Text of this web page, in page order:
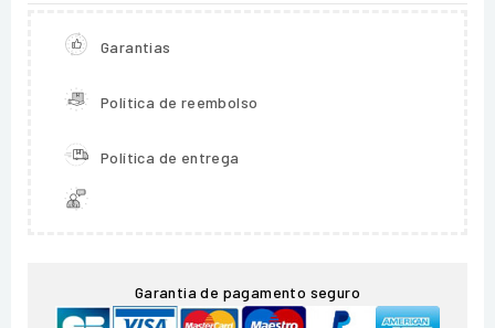
Garantias
Política de reembolso
Política de entrega
Garantia de pagamento seguro